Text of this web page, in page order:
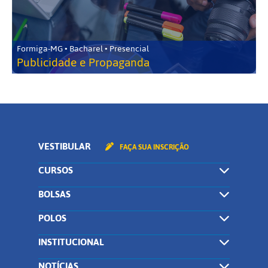
Formiga-MG • Bacharel • Presencial
Publicidade e Propaganda
VESTIBULAR FAÇA SUA INSCRIÇÃO
CURSOS
BOLSAS
POLOS
INSTITUCIONAL